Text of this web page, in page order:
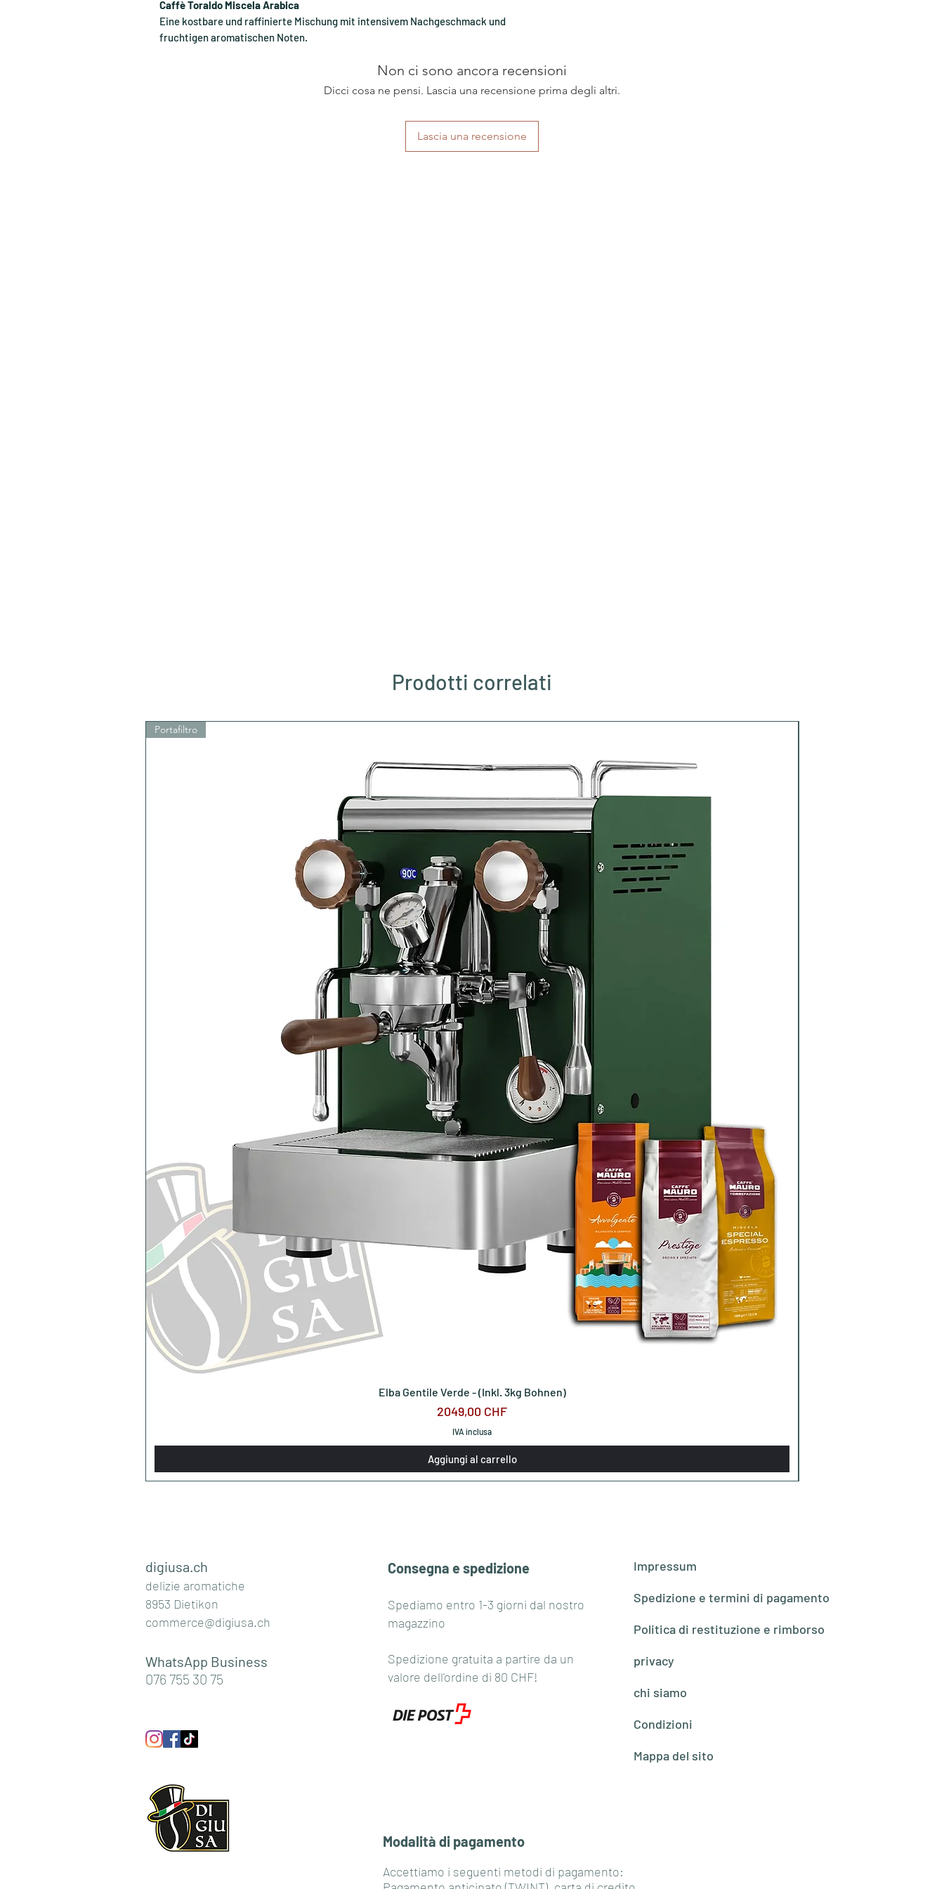
Caffè Toraldo Miscela Arabica
Eine kostbare und raffinierte Mischung mit intensivem Nachgeschmack und
fruchtigen aromatischen Noten.
Non ci sono ancora recensioni
Dicci cosa ne pensi. Lascia una recensione prima degli altri.
Lascia una recensione
Prodotti correlati
Portafiltro
Elba Gentile Verde - (Inkl. 3kg Bohnen)
Prezzo
2049,00 CHF
IVA inclusa
Aggiungi al carrello
digiusa.ch
delizie aromatiche
8953 Dietikon
commerce@digiusa.ch
WhatsApp Business
076 755 30 75
Consegna e spedizione
Spediamo entro 1-3 giorni dal nostro
magazzino
Spedizione gratuita a partire da un
valore dell'ordine di 80 CHF!
Impressum
Spedizione e termini di pagamento
Politica di restituzione e rimborso
privacy
chi siamo
Condizioni
Mappa del sito
Modalità di pagamento
Accettiamo i seguenti metodi di pagamento: